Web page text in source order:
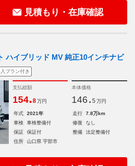
見積もり・在庫確認
ハイブリッド MV 純正10インチナビ
プラン付き
支払総額
154.8 万円
本体価格
146. 5 万円
年式 2021年 走行
7.8万km
車検
車検整備付 修復
なし
保証
保証付 整備
法定整備付
住所
山口県 宇部市